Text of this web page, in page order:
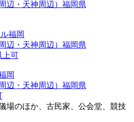
辺・天神周辺） 福岡県
福岡
辺・天神周辺） 福岡県
上可
岡
辺・天神周辺） 福岡県
場のほか、古民家、公会堂、競技